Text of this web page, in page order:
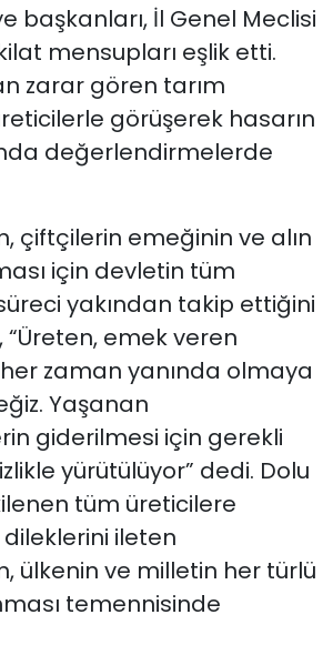
başkanları, İl Genel Meclisi
mensupları eşlik etti.
zarar gören tarım
görüşerek hasarın
değerlendirmelerde
çiftçilerin emeğinin ve alın
için devletin tüm
yakından takip ettiğini
emek veren
zaman yanında olmaya
Yaşanan
giderilmesi için gerekli
yürütülüyor” dedi. Dolu
tüm üreticilere
ileten
ülkenin ve milletin her türlü
temennisinde